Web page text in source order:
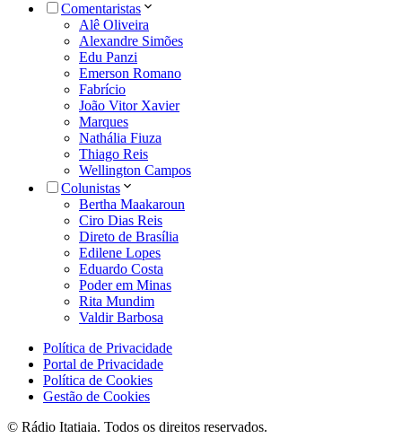
Comentaristas
Alê Oliveira
Alexandre Simões
Edu Panzi
Emerson Romano
Fabrício
João Vitor Xavier
Marques
Nathália Fiuza
Thiago Reis
Wellington Campos
Colunistas
Bertha Maakaroun
Ciro Dias Reis
Direto de Brasília
Edilene Lopes
Eduardo Costa
Poder em Minas
Rita Mundim
Valdir Barbosa
Política de Privacidade
Portal de Privacidade
Política de Cookies
Gestão de Cookies
© Rádio Itatiaia. Todos os direitos reservados.